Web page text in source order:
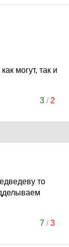
могут, так и
3/ 2
то
7/3